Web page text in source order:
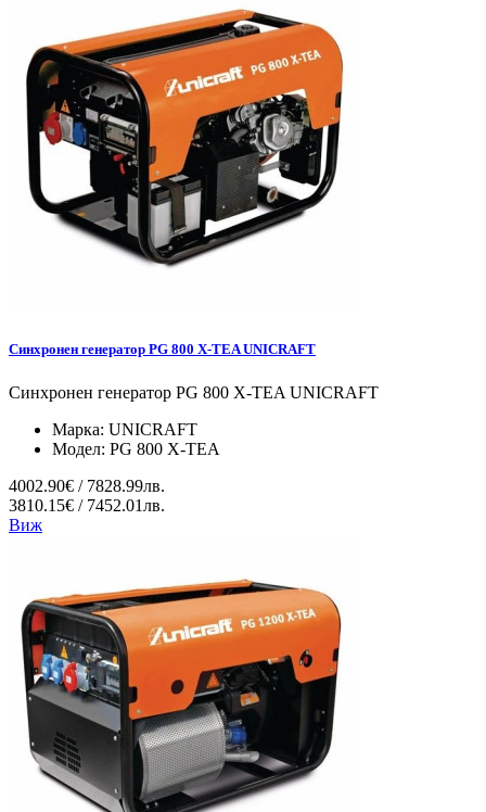
Синхронен генератор PG 800 X-TEA UNICRAFT
Синхронен генератор PG 800 X-TEA UNICRAFT
Марка: UNICRAFT
Модел: PG 800 X-TEA
4002.90€ / 7828.99лв.
3810.15€ / 7452.01лв.
Виж